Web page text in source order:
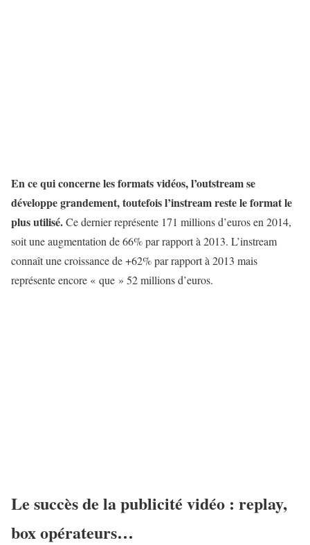
En ce qui concerne les formats vidéos, l’outstream se
développe grandement, toutefois l’instream reste le format le
plus utilisé.Ce dernier représente 171 millions d’euros en 2014,
soit une augmentation de 66% par rapport à 2013. L’instream
connaît une croissance de +62% par rapport à 2013 mais
représente encore « que » 52 millions d’euros.
Le succès de la publicité vidéo : replay,
box opérateurs…